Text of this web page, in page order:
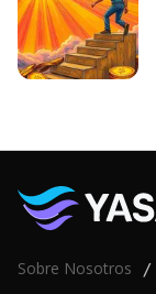
Sobre Nosotros /